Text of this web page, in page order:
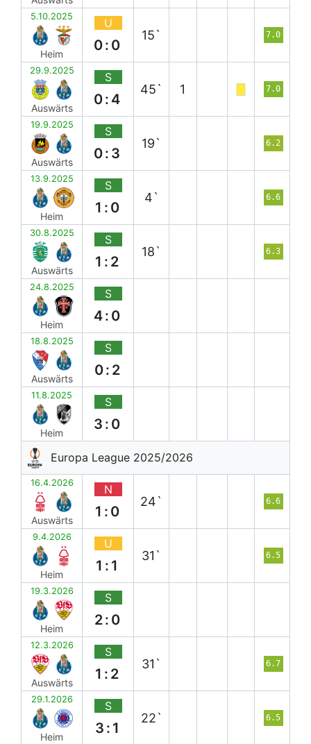
5.10.2025
Heim
U
0:0
15` 7.0
29.9.2025
Auswärts
S
0:4
45` 1 7.0
19.9.2025
Auswärts
S
0:3
19` 6.2
13.9.2025
Heim
S
1:0
4` 6.6
30.8.2025
Auswärts
S
1:2
18` 6.3
24.8.2025
Heim
S
4:0
18.8.2025
Auswärts
S
0:2
11.8.2025
Heim
S
3:0
Europa League 2025/2026
16.4.2026
Auswärts
N
1:0
24` 6.6
9.4.2026
Heim
U
1:1
31` 6.5
19.3.2026
Heim
S
2:0
12.3.2026
Auswärts
S
1:2
31` 6.7
29.1.2026
Heim
S
3:1
22` 6.5